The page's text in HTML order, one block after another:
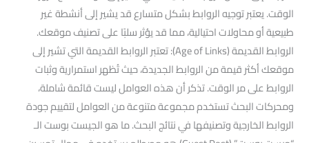
الوقت. يعتبر توجيه الروابط بشكل متسارع قد يشير إلى أنشطة غير
طبيعية أو محاولات احتيالية، مما قد يؤثر سلبًا على تصنيف موقعك.
الروابط القديمة (Age of Links): تعتبر الروابط القديمة التي تشير إلى
موقعك أكثر قيمة من الروابط الجديدة، حيث تُظهر استمرارية وثبات
الروابط على مر الوقت. تذكر أن هذه العوامل ليست قائمة شاملة،
ومحركات البحث تستخدم مجموعة متنوعة من العوامل لتقييم جودة
الروابط الخارجية وتصنيفها في نتائج البحث. ما هو الجيست بوست الـ